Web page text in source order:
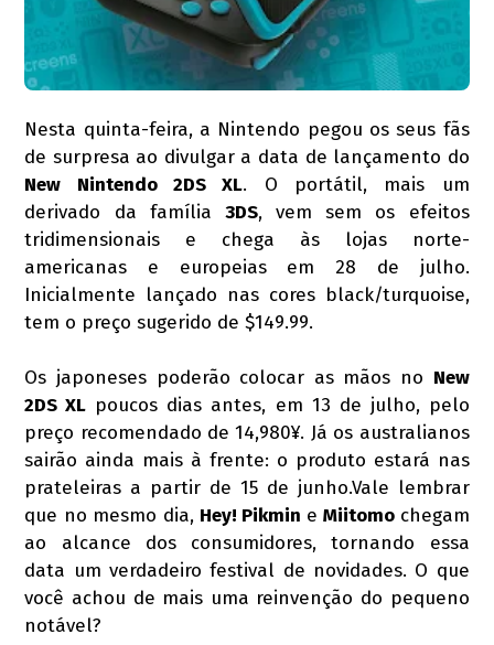
Nesta quinta-feira, a Nintendo pegou os seus fãs
de surpresa ao divulgar a data de lançamento do
New Nintendo 2DS XL. O portátil, mais um
derivado da família 3DS, vem sem os efeitos
tridimensionais e chega às lojas norte-
americanas e europeias em 28 de julho.
Inicialmente lançado nas cores black/turquoise,
tem o preço sugerido de $149.99.
Os japoneses poderão colocar as mãos no New
2DS XL poucos dias antes, em 13 de julho, pelo
preço recomendado de 14,980¥. Já os australianos
sairão ainda mais à frente: o produto estará nas
prateleiras a partir de 15 de junho.Vale lembrar
que no mesmo dia, Hey! Pikmin eMiitomo chegam
ao alcance dos consumidores, tornando essa
data um verdadeiro festival de novidades. O que
você achou de mais uma reinvenção do pequeno
notável?